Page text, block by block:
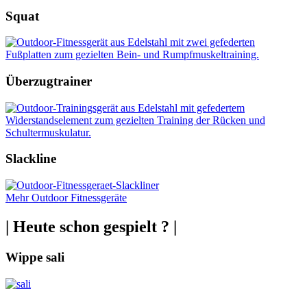
Squat
Überzugtrainer
Slackline
Mehr Outdoor Fitnessgeräte
| Heute schon gespielt ? |
Wippe sali